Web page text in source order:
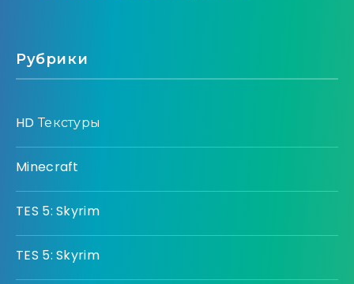
Рубрики
HD Текстуры
Minecraft
TES 5: Skyrim
TES 5: Skyrim